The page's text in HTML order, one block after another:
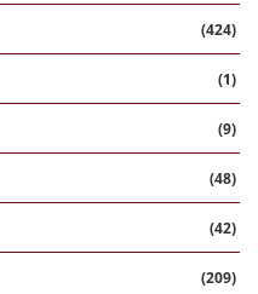
(424)
(1)
(9)
(48)
(42)
(209)